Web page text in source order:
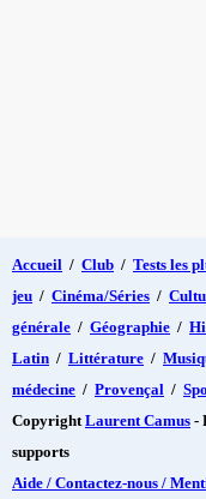
Accueil / Club / Tests les
jeu / Cinéma/Séries /
générale / Géographie /
Latin / Littérature /
médecine / Provençal /
Copyright Laurent Camus -
supports
Aide / Contactez-nous /